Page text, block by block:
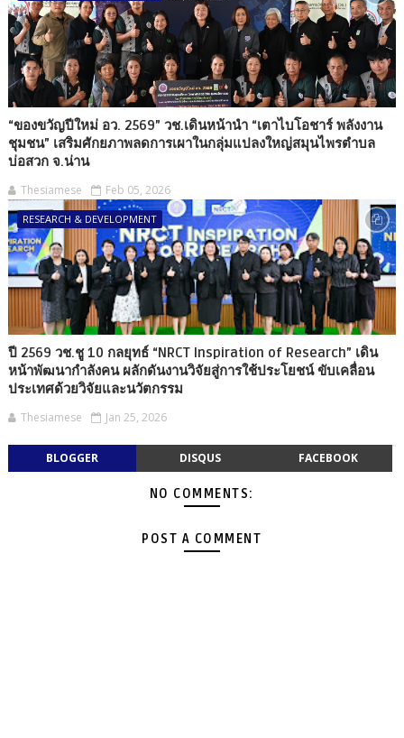
“ของขวัญปีใหม่ อว. 2569” วช.เดินหน้านำ “เตาไบโอชาร์ พลังงาน
ชุมชน” เสริมศักยภาพลดการเผาในกลุ่มแปลงใหญ่สมุนไพรตำบล
บ่อสวก จ.น่าน
Thesiamese Feb 05, 2026
RESEARCH & DEVELOPMENT
ปี 2569 วช.ชู 10 กลยุทธ์ “NRCT Inspiration of Research” เดิน
หน้าพัฒนากำลังคน ผลักดันงานวิจัยสู่การใช้ประโยชน์ ขับเคลื่อน
ประเทศด้วยวิจัยและนวัตกรรม
Thesiamese Jan 25, 2026
BLOGGER DISQUS FACEBOOK
NO COMMENTS:
POST A COMMENT